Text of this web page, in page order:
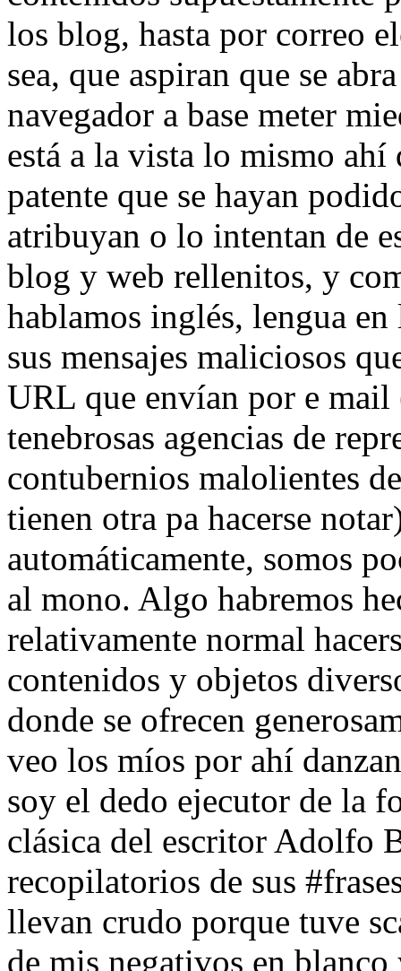
los blog, hasta por correo
sea, que aspiran que se
navegador a base meter
está a la vista lo mismo
patente que se hayan
atribuyan o lo intentan de
blog y web rellenitos, y
hablamos inglés, lengua en
sus mensajes maliciosos
URL que envían por e mail
tenebrosas agencias de
contubernios malolientes
tienen otra pa hacerse
automáticamente, somos
al mono. Algo habremos
relativamente normal
contenidos y objetos
donde se ofrecen
veo los míos por ahí
soy el dedo ejecutor de la
clásica del escritor Adolfo
recopilatorios de sus
llevan crudo porque tuve
de mis negativos en